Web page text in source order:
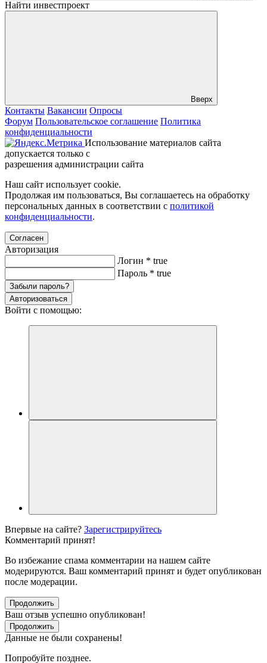
Найти инвестпроект
Вверх
Контакты Вакансии Опросы
Форум Пользовательское соглашение Политика
конфиденциальности
Использование материалов сайта
допускается только с
разрешения администрации сайта
Наш сайт использует cookie.
Продолжая им пользоваться, Вы соглашаетесь на обработку
персональных данных в соответствии с политикой
конфиденциальности.
Согласен
Авторизация
Логин * true
Пароль * true
Забыли пароль?
Авторизоваться
Войти с помощью:
Впервые на сайте? Зарегистрируйтесь
Комментарий принят!
Во избежание спама комментарии на нашем сайте
модерируются. Ваш комментарий принят и будет опубликован
после модерации.
Продолжить
Ваш отзыв успешно опубликован!
Продолжить
Данные не были сохранены!
Попробуйте позднее.